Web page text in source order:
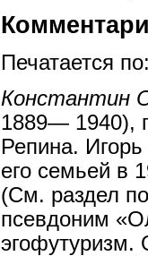
Печатается
Константин
1889— 1940),
Репина.
его семьей в
(См. раздел
псевдоним